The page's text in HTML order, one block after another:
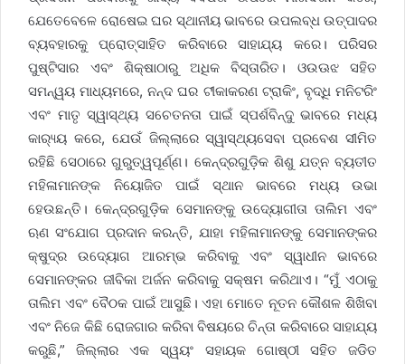
ଯେତେବେଳେ ରୋଷେଇ ଘର ସ୍ଥାନୀୟ ଭାବରେ ଉପଲବ୍ଧ ଉତ୍ପାଦର
ବ୍ୟବହାରକୁ ପ୍ରୋତ୍ସାହିତ କରିବାରେ ସାହାଯ୍ୟ କରେ। ପରିସର
ପୁଷ୍ଟିସାର ଏବଂ ଶିକ୍ଷାଠାରୁ ଅଧିକ ବିସ୍ତାରିତ। ଓଉଊଝ ସହିତ
ସମନ୍ୱୟ ମାଧ୍ୟମରେ, ନନ୍ଦ ଘର ଟୀକାକରଣ ଟ୍ରାକିଂ, ବୃଦ୍ଧି ମନିଟରିଂ
ଏବଂ ମାତୃ ସ୍ୱାସ୍ଥ୍ୟ ସଚେତନତା ପାଇଁ ସ୍ପର୍ଶବିନ୍ଦୁ ଭାବରେ ମଧ୍ୟ
କାର‌୍ୟ୍ୟ କରେ, ଯେଉଁ ଜିଲ୍ଲାରେ ସ୍ୱାସ୍ଥ୍ୟସେବା ପ୍ରବେଶ ସୀମିତ
ରହିଛି ସେଠାରେ ଗୁରୁତ୍ୱପୂର୍ଣ୍ଣ। କେନ୍ଦ୍ରଗୁଡ଼ିକ ଶିଶୁ ଯତ୍ନ ବ୍ୟତୀତ
ମହିଳାମାନଙ୍କ ନିୟୋଜିତ ପାଇଁ ସ୍ଥାନ ଭାବରେ ମଧ୍ୟ ଉଭା
ହେଉଛନ୍ତି। କେନ୍ଦ୍ରଗୁଡ଼ିକ ସେମାନଙ୍କୁ ଉଦ୍ୟୋଗୀତା ତାଲିମ ଏବଂ
ଋଣ ସଂଯୋଗ ପ୍ରଦାନ କରନ୍ତି, ଯାହା ମହିଳାମାନଙ୍କୁ ସେମାନଙ୍କର
କ୍ଷୁଦ୍ର ଉଦ୍ୟୋଗ ଆରମ୍ଭ କରିବାକୁ ଏବଂ ସ୍ୱାଧୀନ ଭାବରେ
ସେମାନଙ୍କର ଜୀବିକା ଅର୍ଜନ କରିବାକୁ ସକ୍ଷମ କରିଥାଏ। “ମୁଁ ଏଠାକୁ
ତାଲିମ ଏବଂ ବୈଠକ ପାଇଁ ଆସୁଛି। ଏହା ମୋତେ ନୂତନ କୌଶଳ ଶିଖିବା
ଏବଂ ନିଜେ କିଛି ରୋଜଗାର କରିବା ବିଷୟରେ ଚିନ୍ତା କରିବାରେ ସାହାଯ୍ୟ
କରୁଛି,” ଜିଲ୍ଲାର ଏକ ସ୍ୱୟଂ ସହାୟକ ଗୋଷ୍ଠୀ ସହିତ ଜଡିତ